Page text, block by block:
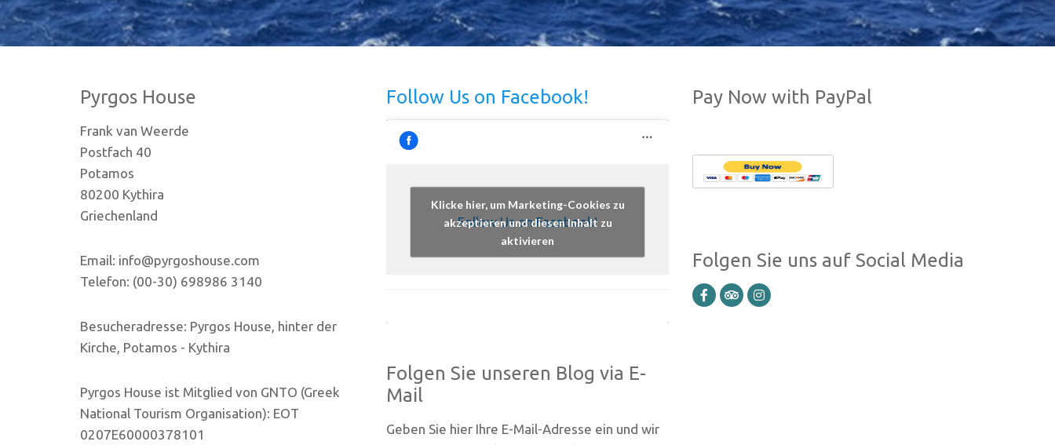
Pyrgos House
Frank van Weerde
Postfach 40
Potamos
80200 Kythira
Griechenland
Email: info@pyrgoshouse.com
Telefon: (00-30) 698986 3140
Besucheradresse: Pyrgos House, hinter der
Kirche, Potamos - Kythira
Pyrgos House ist Mitglied von GNTO (Greek
National Tourism Organisation): EOT
0207E60000378101
Follow Us on Facebook!
Follow Us on Facebook!
Klicke hier, um Marketing-Cookies zu
akzeptieren und diesen Inhalt zu
aktivieren
Folgen Sie unseren Blog via E-
Mail
Geben Sie hier Ihre E-Mail-Adresse ein und wir
Pay Now with PayPal
Folgen Sie uns auf Social Media